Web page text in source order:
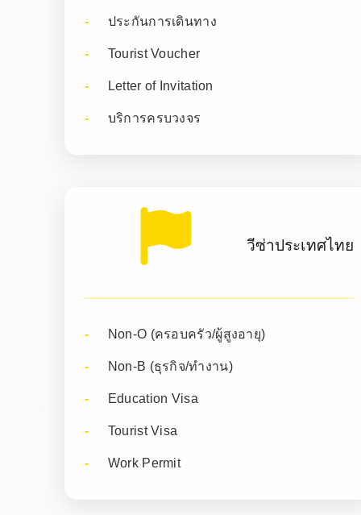
ประกันการเดินทาง
Tourist Voucher
Letter of Invitation
บริการครบวงจร
วีซ่าประเทศไทย
Non-O (ครอบครัว/ผู้สูงอายุ)
Non-B (ธุรกิจ/ทำงาน)
Education Visa
Tourist Visa
Work Permit